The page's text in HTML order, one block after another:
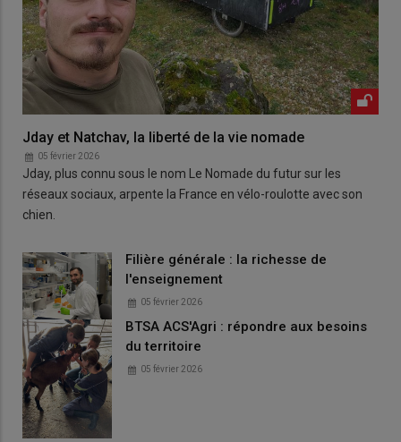
Jday et Natchav, la liberté de la vie nomade
05 février 2026
Jday, plus connu sous le nom Le Nomade du futur sur les
réseaux sociaux, arpente la France en vélo-roulotte avec son
chien.
Filière générale : la richesse de
l'enseignement
05 février 2026
BTSA ACS'Agri : répondre aux besoins
du territoire
05 février 2026